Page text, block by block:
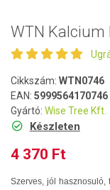
WTN Kalcium
Cikkszám: WTN0746
EAN: 5999564170746
Gyártó: Wise Tree Kft.
Készleten
4 370 Ft
Szerves, jól hasznosuló,